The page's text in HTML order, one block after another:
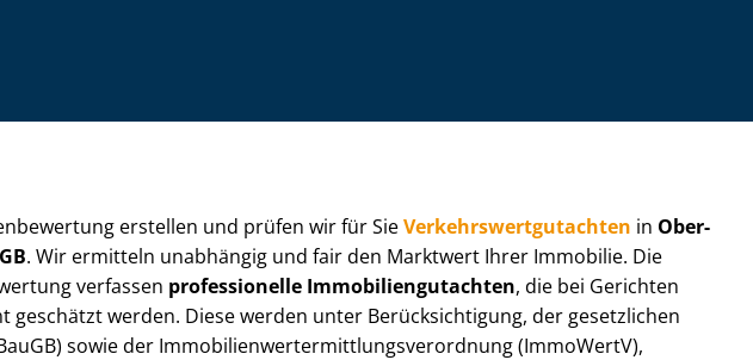
erstellen und prüfen wir für SieVer­kehrs­wert­gut­ach­ten in Ober-
. Wir ermitteln unabhängig und fair den Marktwert Ihrer Immobilie. Die
verfassen professionelle Im­mo­bi­li­en­gut­ach­ten, die bei Gerichten
geschätzt werden. Diese werden unter Be­rück­sich­ti­gung, der gesetzlichen
sowie der Im­mo­bi­li­en­wert­ermitt­lungs­ver­ord­nung (ImmoWertV),